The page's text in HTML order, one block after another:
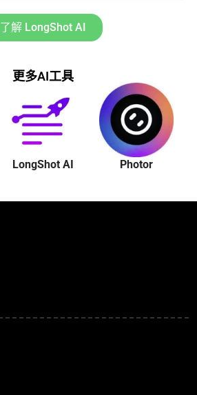
了解 LongShot AI
更多AI工具
LongShot AI Photor